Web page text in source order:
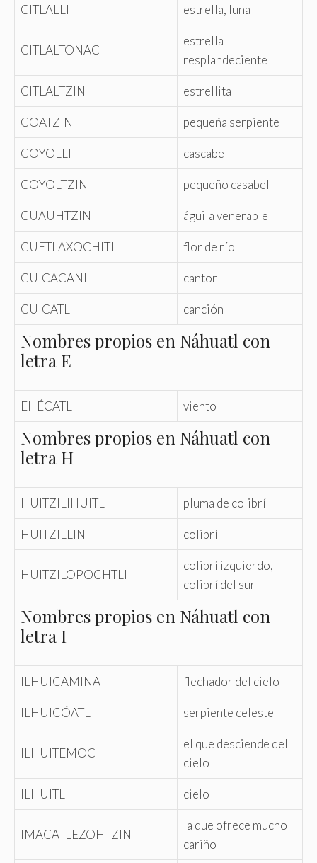
CITLALLI estrella, luna
CITLALTONAC
estrella
resplandeciente
CITLALTZIN estrellita
COATZIN pequeña serpiente
COYOLLI cascabel
COYOLTZIN pequeño casabel
CUAUHTZIN águila venerable
CUETLAXOCHITL flor de río
CUICACANI cantor
CUICATL canción
Nombres propios en Náhuatl con
letra E
EHÉCATL viento
Nombres propios en Náhuatl con
letra H
HUITZILIHUITL pluma de colibrí
HUITZILLIN colibrí
HUITZILOPOCHTLI
colibrí izquierdo,
colibrí del sur
Nombres propios en Náhuatl con
letra I
ILHUICAMINA flechador del cielo
ILHUICÓATL serpiente celeste
ILHUITEMOC
el que desciende del
cielo
ILHUITL cielo
IMACATLEZOHTZIN
la que ofrece mucho
cariño